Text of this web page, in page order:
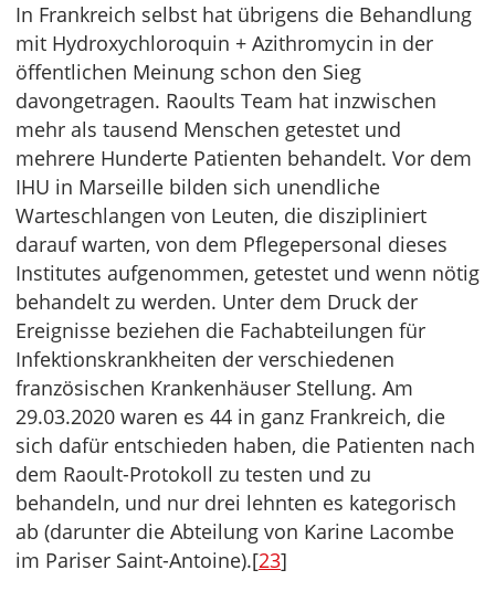
In Frankreich selbst hat übrigens die Behandlung
mit Hydroxychloroquin + Azithromycin in der
öffentlichen Meinung schon den Sieg
davongetragen. Raoults Team hat inzwischen
mehr als tausend Menschen getestet und
mehrere Hunderte Patienten behandelt. Vor dem
IHU in Marseille bilden sich unendliche
Warteschlangen von Leuten, die diszipliniert
darauf warten, von dem Pflegepersonal dieses
Institutes aufgenommen, getestet und wenn nötig
behandelt zu werden. Unter dem Druck der
Ereignisse beziehen die Fachabteilungen für
Infektionskrankheiten der verschiedenen
französischen Krankenhäuser Stellung. Am
29.03.2020 waren es 44 in ganz Frankreich, die
sich dafür entschieden haben, die Patienten nach
dem Raoult-Protokoll zu testen und zu
behandeln, und nur drei lehnten es kategorisch
ab (darunter die Abteilung von Karine Lacombe
im Pariser Saint-Antoine).[23]